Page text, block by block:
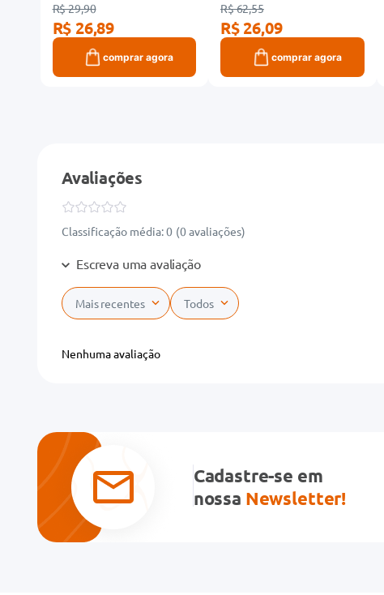
R$ 29,90
R$ 26,89
comprar agora
R$ 62,55
R$ 26,09
comprar agora
Avaliações
Classificação média: 0 (0 avaliações)
Escreva uma avaliação
Adicionar avaliação
Avalie o produto de 1 a 5 estrelas
★★★
Seu nome
Mais recentes Todos
Nenhuma avaliação
Cadastre-se em
nossa Newsletter!